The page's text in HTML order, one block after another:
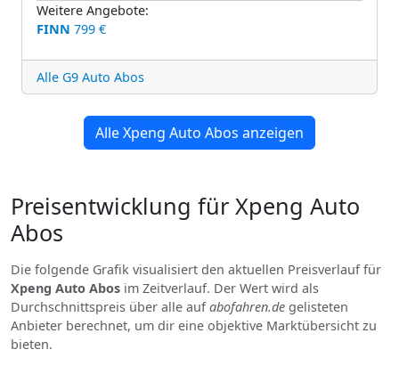
Weitere Angebote:
FINN 799 €
Alle G9 Auto Abos
Alle Xpeng Auto Abos anzeigen
Preisentwicklung für Xpeng Auto
Abos
Die folgende Grafik visualisiert den aktuellen Preisverlauf für
Xpeng Auto Abos im Zeitverlauf. Der Wert wird als
Durchschnittspreis über alle aufabofahren.de gelisteten
Anbieter berechnet, um dir eine objektive Marktübersicht zu
bieten.